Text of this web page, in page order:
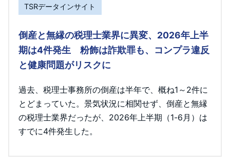
TSRデータインサイト
倒産と無縁の税理士業界に異変、2026年上半
期は4件発生 粉飾は詐欺罪も、コンプラ違反
と健康問題がリスクに
過去、税理士事務所の倒産は半年で、概ね1～2件に
とどまっていた。景気状況に相関せず、倒産と無縁
の税理士業界だったが、2026年上半期（1-6月）は
すでに4件発生した。